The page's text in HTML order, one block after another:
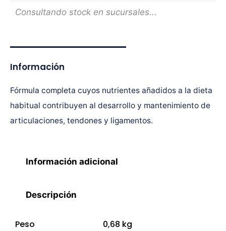
Consultando stock en sucursales...
Información
Fórmula completa cuyos nutrientes añadidos a la dieta
habitual contribuyen al desarrollo y mantenimiento de
articulaciones, tendones y ligamentos.
Información adicional
Descripción
Peso
0,68 kg